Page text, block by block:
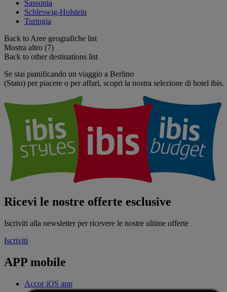
Sassonia
Schleswig-Holstein
Turingia
Back to Aree geografiche list
Mostra altro (7)
Back to other destinations list
Se stai pianificando un viaggio a Berlino
(Stato) per piacere o per affari, scopri la nostra selezione di hotel ibis.
Ricevi le nostre offerte esclusive
Iscriviti alla newsletter per ricevere le nostre ultime offerte
Iscriviti
APP mobile
Accor iOS app